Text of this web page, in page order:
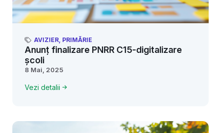
AVIZIER, PRIMĂRIE
Anunț finalizare PNRR C15-digitalizare
școli
8 Mai, 2025
Vezi detalii